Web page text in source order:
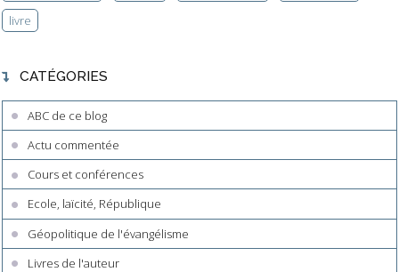
livre
CATÉGORIES
ABC de ce blog
Actu commentée
Cours et conférences
Ecole, laïcité, République
Géopolitique de l'évangélisme
Livres de l'auteur